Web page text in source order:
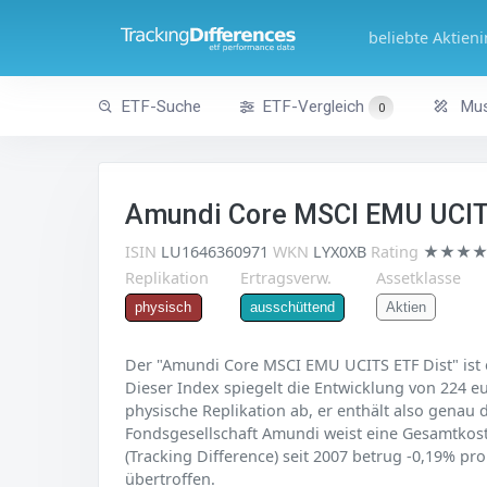
beliebte
ETF-Suche ETF-Vergleich 0
Amundi Core MSCI EMU
ISIN LU1646360971 WKN LYX0XB Rating
Replikation
physisch
Ertragsverw.
ausschüttend
Assetklasse
Aktien
Der "Amundi Core MSCI EMU UCITS ETF Dist"
Dieser Index spiegelt die Entwicklung von 224
physische Replikation ab, er enthält also genau
Fondsgesellschaft Amundi weist eine
(Tracking Difference) seit 2007 betrug -0,19%
übertroffen.